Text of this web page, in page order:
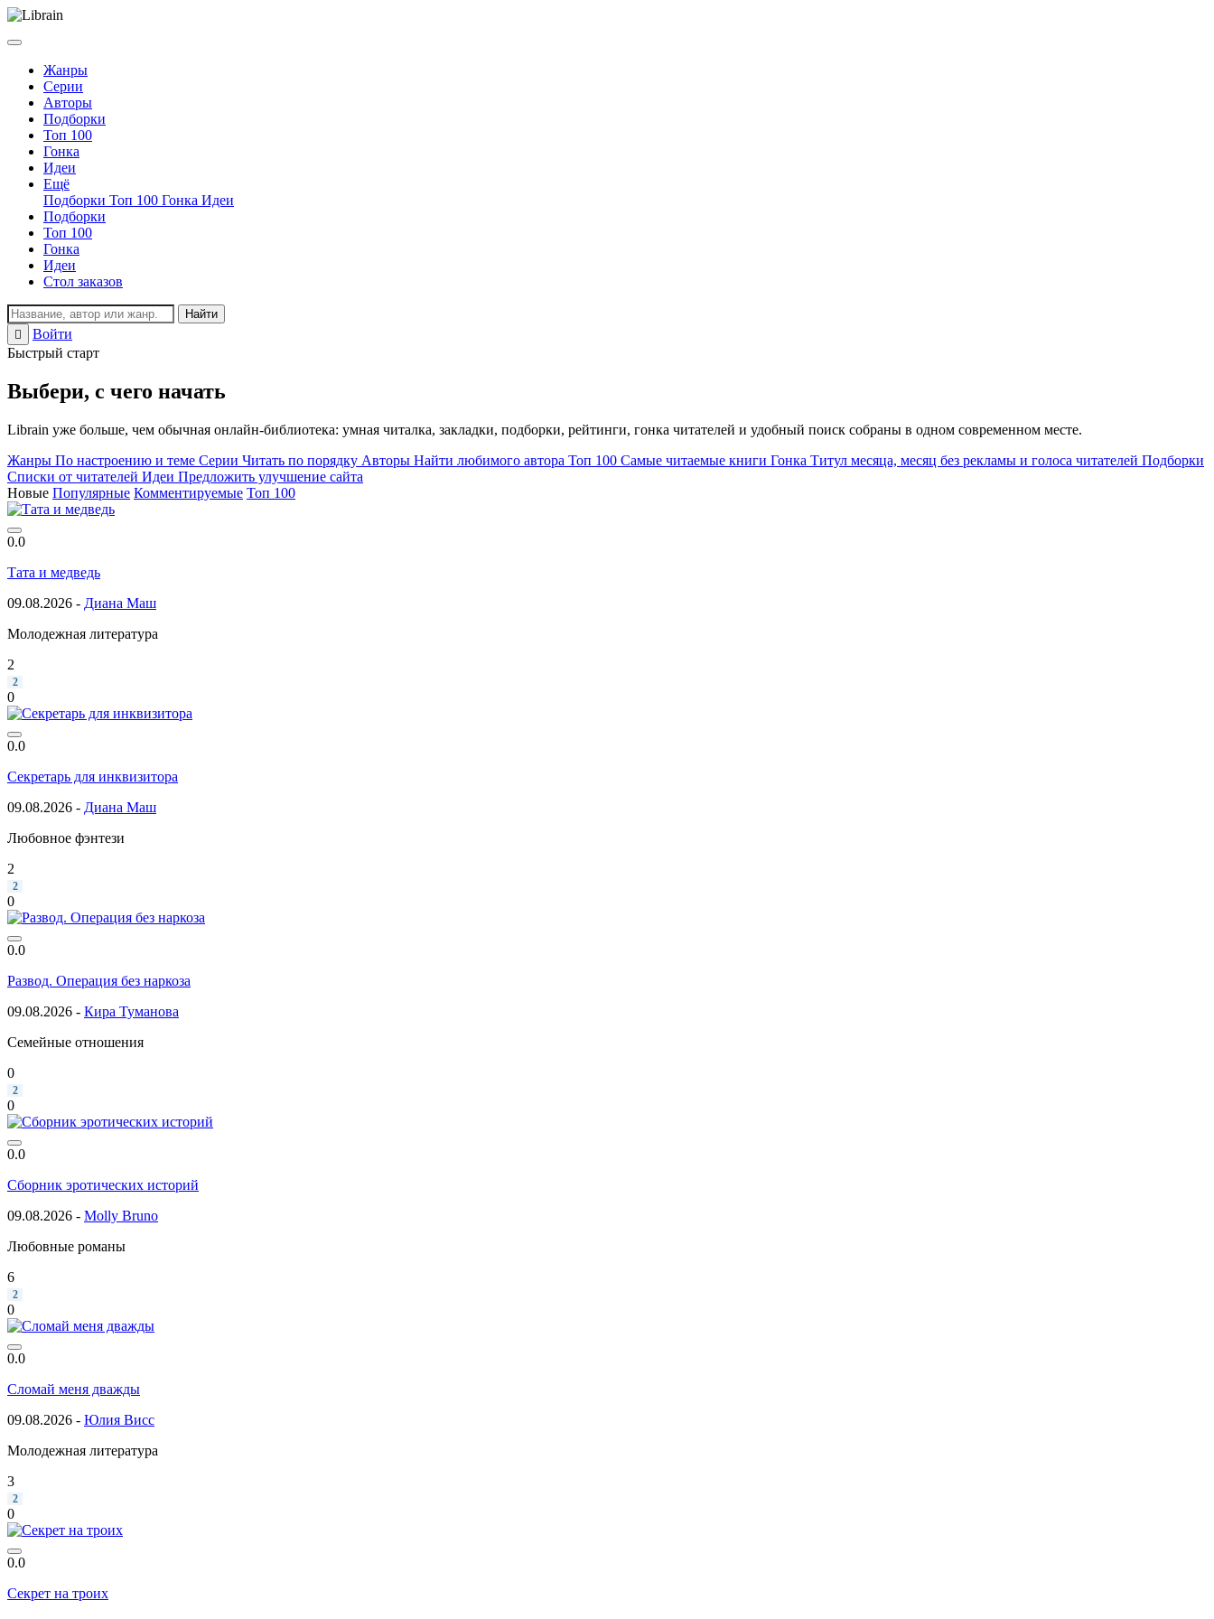
Жанры
Серии
Авторы
Подборки
Топ 100
Гонка
Идеи
Ещё
Подборки Топ 100 Гонка Идеи
Подборки
Топ 100
Гонка
Идеи
Стол заказов
Найти
Войти
Быстрый старт
Выбери, с чего начать
Librain уже больше, чем обычная онлайн-библиотека: умная читалка, закладки, подборки, рейтинги, гонка читателей и удобный поиск собраны в одном современном месте.
Жанры По настроению и теме Серии Читать по порядку Авторы Найти любимого автора Топ 100 Самые читаемые книги Гонка Титул месяца, месяц без рекламы и голоса читателей Подборки
Списки от читателей Идеи Предложить улучшение сайта
Новые Популярные Комментируемые Топ 100
0.0
Тата и медведь
09.08.2026 - Диана Маш
Молодежная литература
2
2
0
0.0
Секретарь для инквизитора
09.08.2026 - Диана Маш
Любовное фэнтези
2
2
0
0.0
Развод. Операция без наркоза
09.08.2026 - Кира Туманова
Семейные отношения
0
2
0
0.0
Сборник эротических историй
09.08.2026 - Molly Bruno
Любовные романы
6
2
0
0.0
Сломай меня дважды
09.08.2026 - Юлия Висс
Молодежная литература
3
2
0
0.0
Секрет на троих